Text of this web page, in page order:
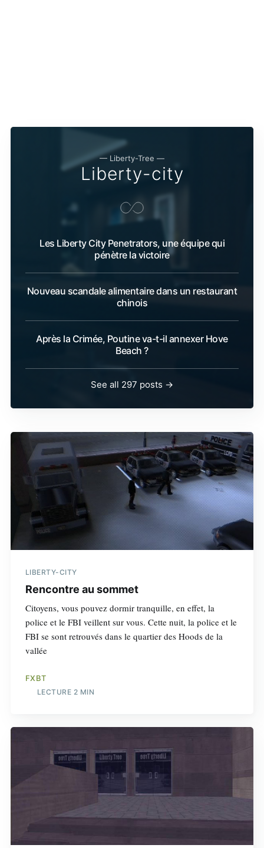
— Liberty-Tree —
Liberty-city
Les Liberty City Penetrators, une équipe qui
pénètre la victoire
Nouveau scandale alimentaire dans un restaurant
chinois
Après la Crimée, Poutine va-t-il annexer Hove
Beach ?
See all 297 posts →
LIBERTY-CITY
Rencontre au sommet
Citoyens, vous pouvez dormir tranquille, en effet, la
police et le FBI veillent sur vous. Cette nuit, la police et le
FBI se sont retrouvés dans le quartier des Hoods de la
vallée
FXBT
LECTURE 2 MIN